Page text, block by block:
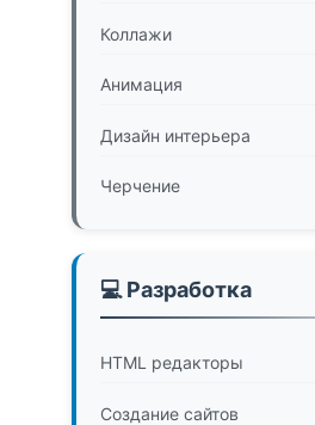
Коллажи
Анимация
Дизайн интерьера
Черчение
💻 Разработка
HTML редакторы
Создание сайтов